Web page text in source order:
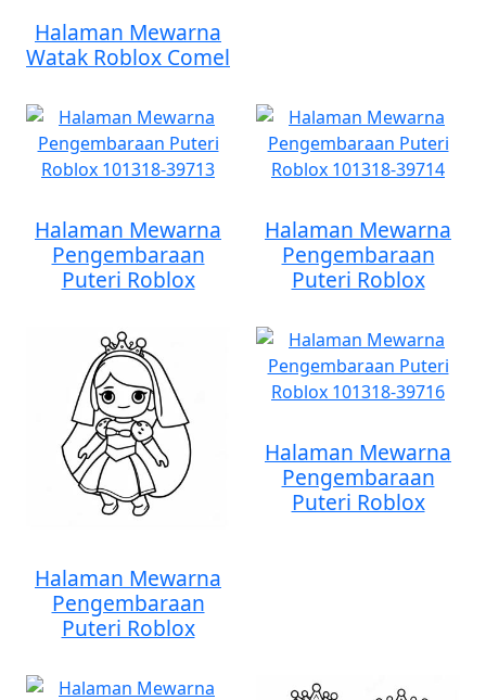
Halaman Mewarna
Watak Roblox Comel
Halaman Mewarna
Pengembaraan
Puteri Roblox
Halaman Mewarna
Pengembaraan
Puteri Roblox
Halaman Mewarna
Pengembaraan
Puteri Roblox
Halaman Mewarna
Pengembaraan
Puteri Roblox